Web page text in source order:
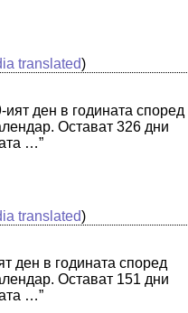
translated)
ден в годината според
Остават 326 дни
…”
translated)
ден в годината според
Остават 151 дни
…”